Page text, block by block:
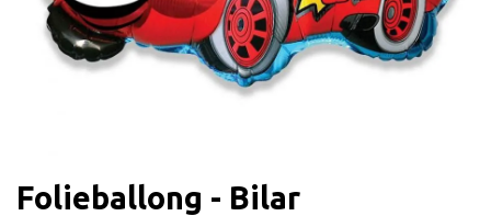
Folieballong - Bilar